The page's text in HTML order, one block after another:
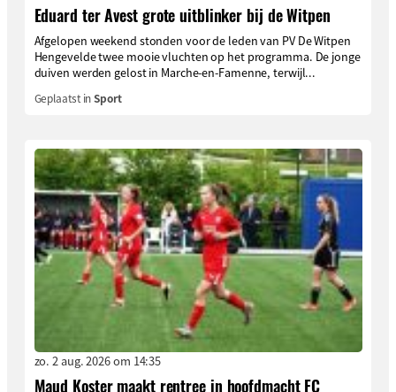
Eduard ter Avest grote uitblinker bij de Witpen
Afgelopen weekend stonden voor de leden van PV De Witpen
Hengevelde twee mooie vluchten op het programma. De jonge
duiven werden gelost in Marche-en-Famenne, terwijl...
Geplaatst inSport
zo. 2 aug. 2026 om 14:35
Maud Koster maakt rentree in hoofdmacht FC